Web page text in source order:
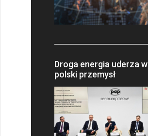
Droga energia uderza w
polski przemysł